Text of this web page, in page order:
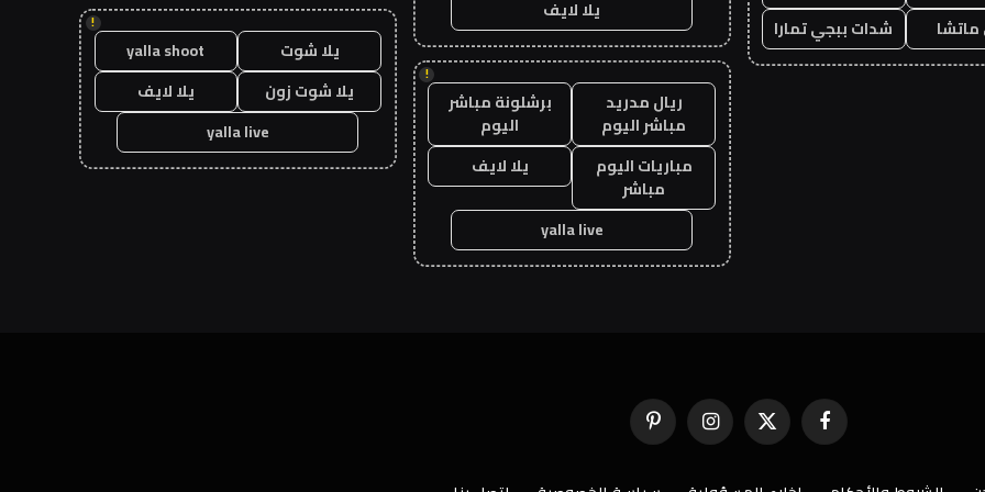
شدات ببجي تمارا
يلا لايف
!
ريال مدريد
مباشر اليوم
برشلونة مباشر
اليوم
مباريات اليوم
مباشر
يلا لايف
yalla live
!
يلا شوت
yalla shoot
يلا شوت زون
يلا لايف
yalla live
فيسبوك X
(Twitter)
الانستغرامبينتيريست